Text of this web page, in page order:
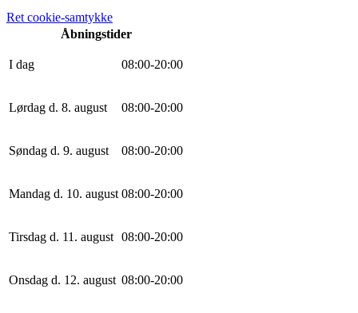
Ret cookie-samtykke
Åbningstider
I dag 08:00-20:00
Lørdag d. 8. august 08:00-20:00
Søndag d. 9. august 08:00-20:00
Mandag d. 10. august 08:00-20:00
Tirsdag d. 11. august 08:00-20:00
Onsdag d. 12. august 08:00-20:00